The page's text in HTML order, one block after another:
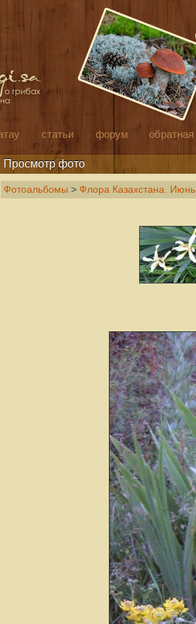
статьи форум обратная
Просмотр фото
Фотоальбомы > Флора Казахстана. Июнь